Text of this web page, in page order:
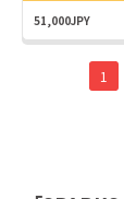
51,000JPY
1